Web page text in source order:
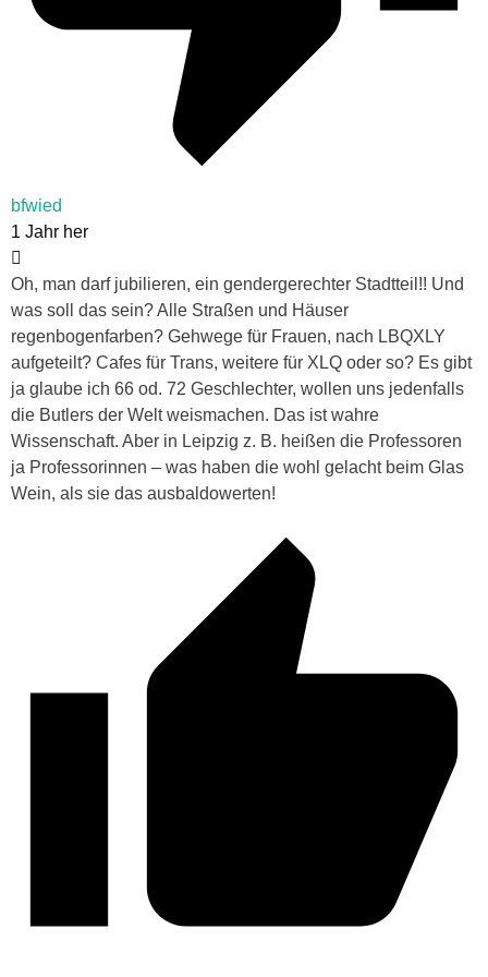
bfwied
1 Jahr her
Oh, man darf jubilieren, ein gendergerechter Stadtteil!! Und
was soll das sein? Alle Straßen und Häuser
regenbogenfarben? Gehwege für Frauen, nach LBQXLY
aufgeteilt? Cafes für Trans, weitere für XLQ oder so? Es gibt
ja glaube ich 66 od. 72 Geschlechter, wollen uns jedenfalls
die Butlers der Welt weismachen. Das ist wahre
Wissenschaft. Aber in Leipzig z. B. heißen die Professoren
ja Professorinnen – was haben die wohl gelacht beim Glas
Wein, als sie das ausbaldowerten!